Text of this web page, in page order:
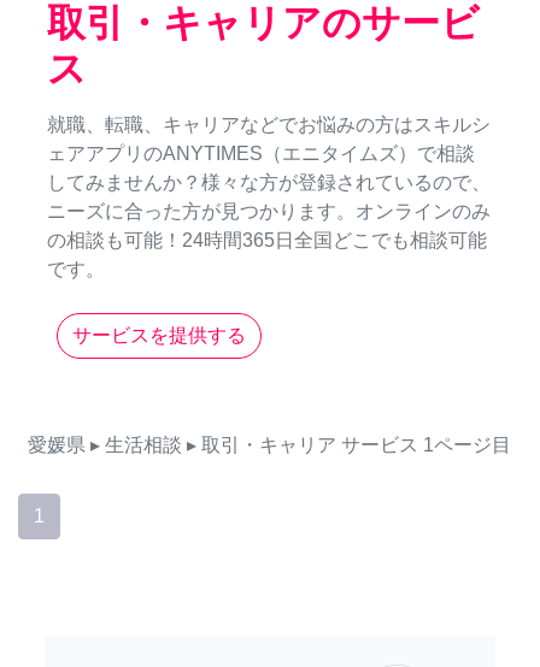
取引・キャリアのサービ
ス
就職、転職、キャリアなどでお悩みの方はスキルシ
ェアアプリのANYTIMES（エニタイムズ）で相談
してみませんか？様々な方が登録されているので、
ニーズに合った方が見つかります。オンラインのみ
の相談も可能！24時間365日全国どこでも相談可能
です。
サービスを提供する
愛媛県 ▸ 生活相談 ▸ 取引・キャリア サービス 1ページ目
1